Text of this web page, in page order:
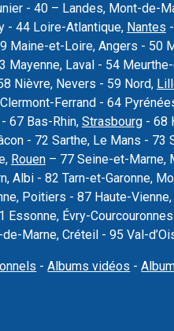
- 40 – Landes, Mont-de-
- 44 Loire-Atlantique, Nantes
Maine-et-Loire, Angers - 50
Mayenne, Laval - 54
Nièvre, Nevers - 59 Nord,
Ferrand - 64
67 Bas-Rhin, Strasbourg- 68
- 72 Sarthe, Le Mans - 73
Rouen– 77 Seine-et-Marne,
- 82 Tarn-et-Garonne,
Poitiers - 87 Haute-
Évry-
Marne, Créteil - 95 Val-
-Albums vidéos -